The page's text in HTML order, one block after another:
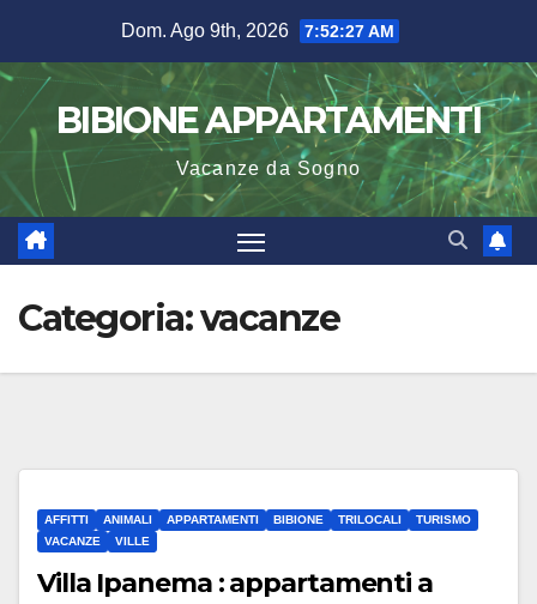
contenuto
Dom. Ago 9th, 2026 7:52:27 AM
BIBIONE APPARTAMENTI
Vacanze da Sogno
Categoria:vacanze
AFFITTI ANIMALI APPARTAMENTI BIBIONE TRILOCALI
TURISMO
VACANZE
VILLE
Villa Ipanema : appartamenti a